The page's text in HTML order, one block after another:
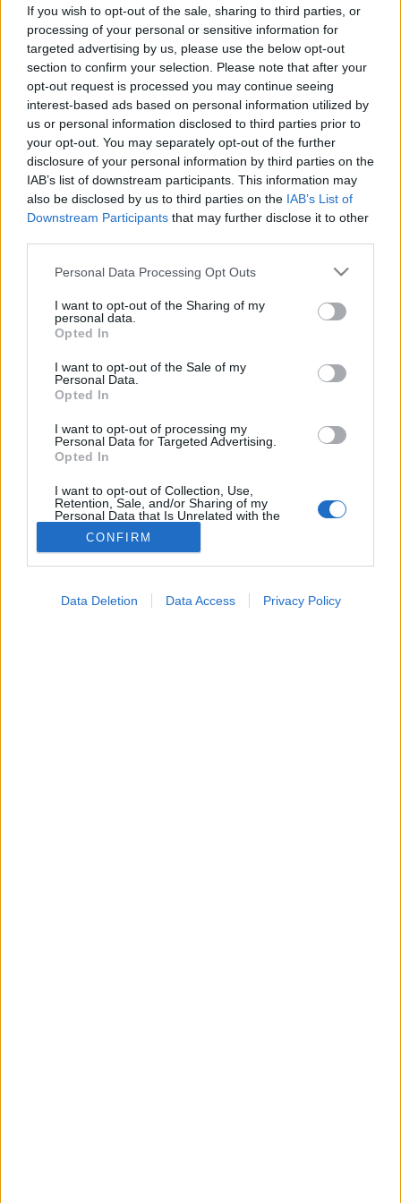
If you wish to opt-out of the sale, sharing to third parties, or
processing of your personal or sensitive information for
targeted advertising by us, please use the below opt-out
section to confirm your selection. Please note that after your
opt-out request is processed you may continue seeing
interest-based ads based on personal information utilized by
us or personal information disclosed to third parties prior to
your opt-out. You may separately opt-out of the further
disclosure of your personal information by third parties on the
IAB’s list of downstream participants. This information may
also be disclosed by us to third parties on the IAB’s List of
Downstream Participants that may further disclose it to other
Please note that this website/app uses one or more Google
not limited to your visit or usage behaviour. You may click to
grant or deny consent to Google and its third-party tags to
use your data for below specified purposes in below Google
consent section.
Personal Data Processing Opt Outs
I want to opt-out of the Sharing of my
personal data.
Opted In
I want to opt-out of the Sale of my
Personal Data.
Opted In
I want to opt-out of processing my
Personal Data for Targeted Advertising.
Opted In
I want to opt-out of Collection, Use,
Retention, Sale, and/or Sharing of my
Personal Data that Is Unrelated with the
Purposes for which it was collected.
Opted Out
CONFIRM
Data Deletion Data Access Privacy Policy
Ez a legrosszabb sajt a szívnek,
mégis sok magyar imádja! Eltömíti
az ereket, alattomosan növeli a
koleszterint